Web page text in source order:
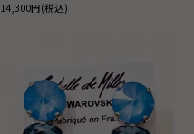
14,300円(税込)